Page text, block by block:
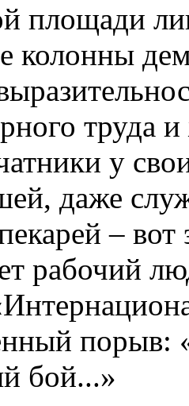
площади
колонны
труда
у
даже
–
рабочий
порыв:
бой...»